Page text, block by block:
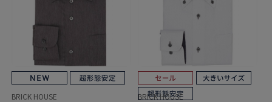
BRICK HOUSE BRICK HOUSE